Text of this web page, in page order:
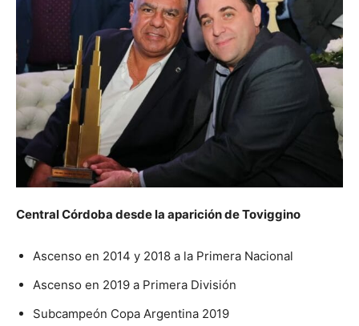
Central Córdoba desde la aparición de Toviggino
Ascenso en 2014 y 2018 a la Primera Nacional
Ascenso en 2019 a Primera División
Subcampeón Copa Argentina 2019